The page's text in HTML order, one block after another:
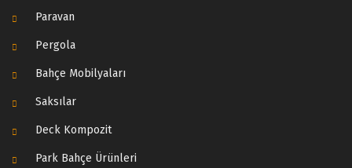
Paravan
Pergola
Bahçe Mobilyaları
Saksılar
Deck Kompozit
Park Bahçe Ürünleri